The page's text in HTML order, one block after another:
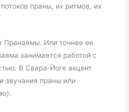
праны, их ритмов, их
Пранаямы. Или точнее ее
занимается работой с
В Свара-Йоге акцент
звучания праны или